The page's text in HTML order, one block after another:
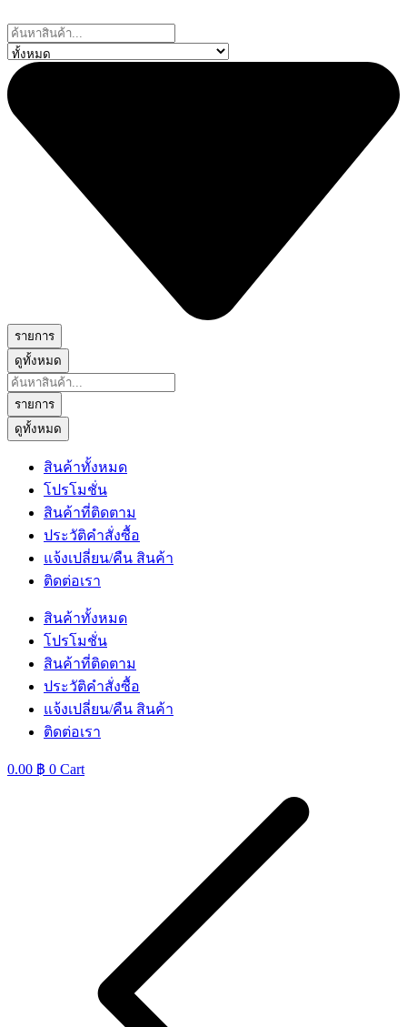
to
content
Search
...
รายการ
ดูทั้งหมด
Search
...
รายการ
ดูทั้งหมด
สินค้าทั้งหมด
โปรโมชั่น
สินค้าที่ติดตาม
ประวัติคำสั่งซื้อ
แจ้งเปลี่ยน/คืน สินค้า
ติดต่อเรา
สินค้าทั้งหมด
โปรโมชั่น
สินค้าที่ติดตาม
ประวัติคำสั่งซื้อ
แจ้งเปลี่ยน/คืน สินค้า
ติดต่อเรา
0.00 ฿ 0 Cart